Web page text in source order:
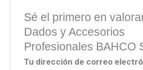
Sé el primero en
Dados y Accesorios
Profesionales BAHCO
Tu dirección de correo